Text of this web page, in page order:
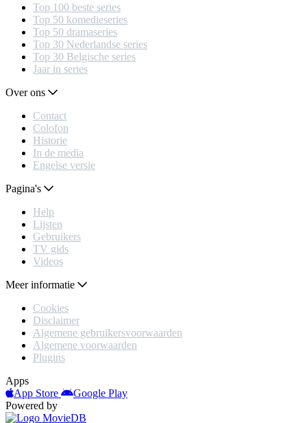
Top 100 beste series
Top 50 komedieseries
Top 50 dramaseries
Top 30 Nederlandse series
Top 30 Belgische series
Jaar in series
Over ons
Contact
Colofon
Historie
In de media
Engelse versie
Pagina's
Help
Lijsten
Gebruikers
TV gids
Videos
Meer informatie
Cookies
Disclaimer
Algemene gebruikersvoorwaarden
Algemene voorwaarden
Plugins
Apps
App Store
Google Play
Powered by